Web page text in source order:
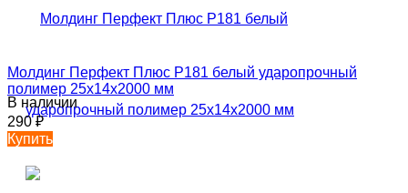
Молдинг Перфект Плюс P181 белый ударопрочный
полимер 25х14х2000 мм
В наличии
290₽
Купить